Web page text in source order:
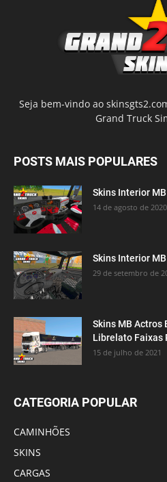
Seja bem-vindo ao
Grand Truck
POSTS MAIS POPULARES
Skins Interior
14 de agosto de 2020
Skins Interior
29 de setembro de
Skins MB Actros
Librelato Faixas
15 de julho de 2021
CATEGORIA POPULAR
CAMINHÕES
SKINS
CARGAS